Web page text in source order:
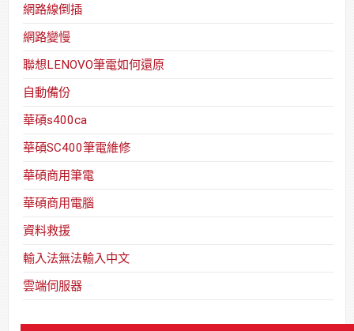
網路線倒插
網路變慢
聯想LENOVO筆電如何還原
自動備份
華碩s400ca
華碩SC400筆電維修
華碩商用筆電
華碩商用電腦
資料救援
輸入法無法輸入中文
雲端伺服器